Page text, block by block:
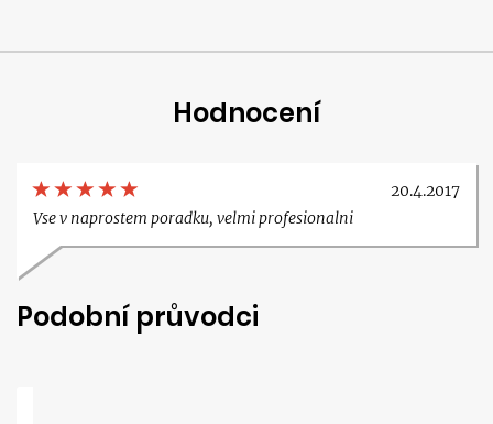
Hodnocení
20.4.2017
Vse v naprostem poradku, velmi profesionalni
Podobní průvodci